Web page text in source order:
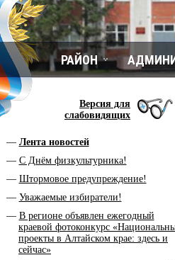
РАЙОН
Версия для
слабовидящих
Лента новостей
С Днём физкультурника!
Штормовое предупреждение!
Уважаемые избиратели!
В регионе объявлен ежегодный
краевой фотоконкурс
проекты в Алтайском крае: здесь и
сейчас»